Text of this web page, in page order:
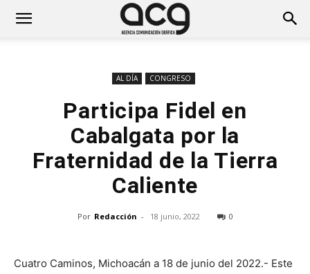
AL DÍA CONGRESO
Participa Fidel en
Cabalgata por la
Fraternidad de la Tierra
Caliente
Por Redacción - 18 junio, 2022 0
Cuatro Caminos, Michoacán a 18 de junio del 2022.- Este